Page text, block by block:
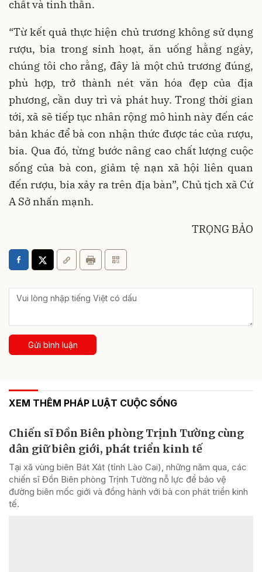
chất và tinh thần.
“Từ kết quả thực hiện chủ trương không sử dụng
rượu, bia trong sinh hoạt, ăn uống hằng ngày,
chúng tôi cho rằng, đây là một chủ trương đúng,
phù hợp, trở thành nét văn hóa đẹp của địa
phương, cần duy trì và phát huy. Trong thời gian
tới, xã sẽ tiếp tục nhân rộng mô hình này đến các
bản khác để bà con nhận thức được tác của rượu,
bia. Qua đó, từng bước nâng cao chất lượng cuộc
sống của bà con, giảm tệ nạn xã hội liên quan
đến rượu, bia xảy ra trên địa bàn”, Chủ tịch xã Cứ
A Sở nhấn mạnh.
TRỌNG BẢO
Gửi bình luận
XEM THÊM PHÁP LUẬT CUỘC SỐNG
Chiến sĩ Đồn Biên phòng Trịnh Tường cùng
dân giữ biên giới, phát triển kinh tế
Tại xã vùng biên Bát Xát (tỉnh Lào Cai), những năm qua, các
chiến sĩ Đồn Biên phòng Trịnh Tường nỗ lực để bảo vệ
đường biên mốc giới và đồng hành với bà con phát triển kinh
tế.